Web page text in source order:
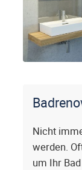
Nicht
werden.
um Ihr